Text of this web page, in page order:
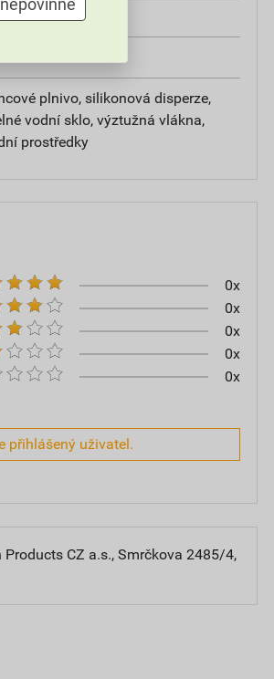
plnivo, silikonová disperze,
vodní sklo, výztužná vlákna,
prostředky
0x
0x
0x
0x
0x
přihlášený uživatel.
CZ a.s., Smrčkova 2485/4,